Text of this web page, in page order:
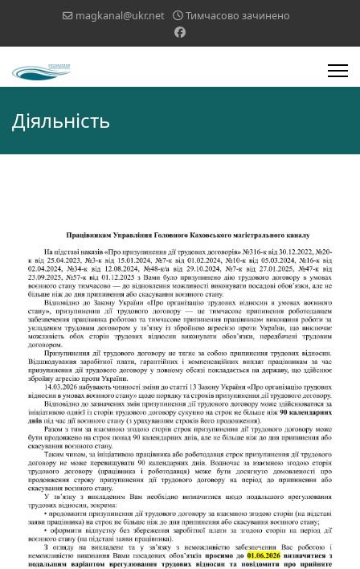
magkanal@ukr.net Тимчасово зачинено
Діяльність